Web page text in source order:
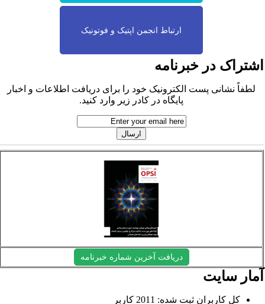
ارتباط انجمن اپتیک و فوتونیک
در خبرنامه
لطفاً نشانی پست الکترونیک خود را برای دریافت اطلاعات و اخبار
پایگاه در کادر زیر وارد کنید.
دریافت آخرین شماره خبرنامه
سایت
کل کاربران ثبت شده: 2011 کاربر